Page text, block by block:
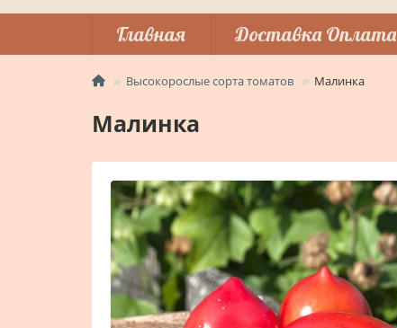
Главная Доставка Оплата
Высокорослые сорта томатов Малинка
Малинка